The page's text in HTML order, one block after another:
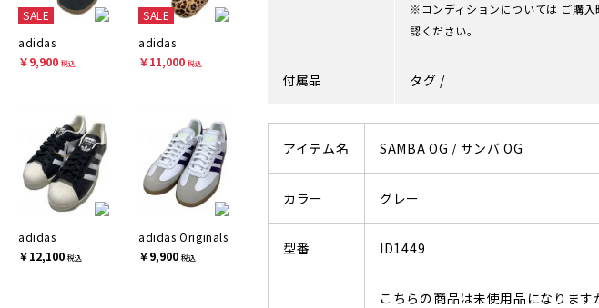
SALE
adidas
￥9,900 税込
SALE
adidas
￥11,000 税込
adidas
￥12,100 税込
adidas Originals
￥9,900 税込
※コンディションについては ご購
認ください。
付属品 タグ /
アイテム名 SAMBA OG / サンバ OG
カラー グレー
型番 ID1449
こちらの商品は未使用品になります